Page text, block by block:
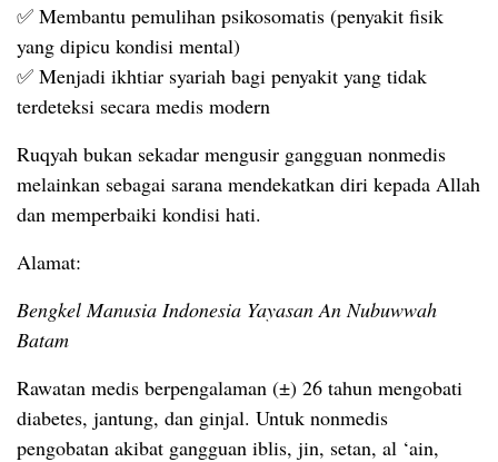
✅ Membantu pemulihan psikosomatis (penyakit fisik
yang dipicu kondisi mental)
✅ Menjadi ikhtiar syariah bagi penyakit yang tidak
terdeteksi secara medis modern
Ruqyah bukan sekadar mengusir gangguan nonmedis
melainkan sebagai sarana mendekatkan diri kepada Allah
dan memperbaiki kondisi hati.
Alamat:
Bengkel Manusia Indonesia Yayasan An Nubuwwah
Batam
Rawatan medis berpengalaman (±) 26 tahun mengobati
diabetes, jantung, dan ginjal. Untuk nonmedis
pengobatan akibat gangguan iblis, jin, setan, al ‘ain,